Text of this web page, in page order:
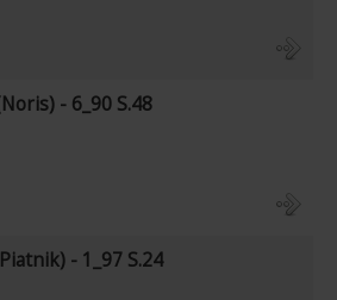
- 6_90 S.48
- 1_97 S.24